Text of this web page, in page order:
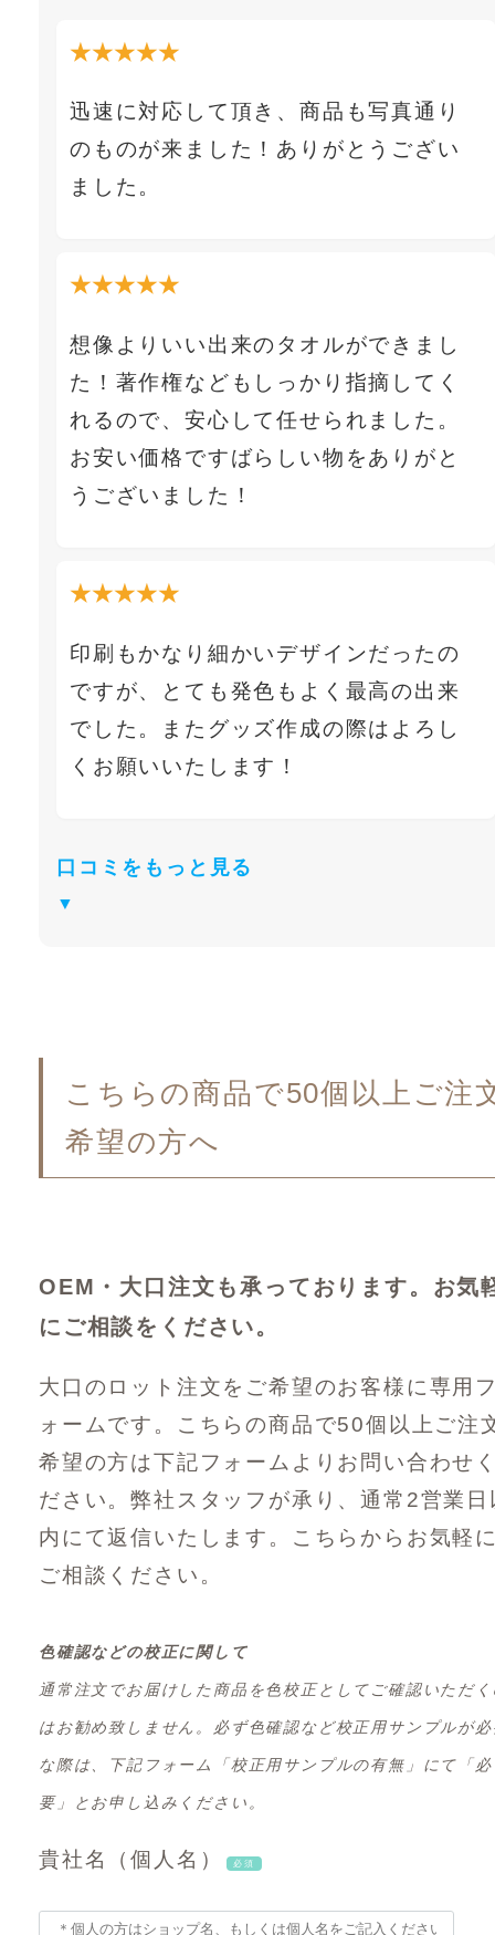
★★★★★
迅速に対応して頂き、商品も写真通り
のものが来ました！ありがとうござい
ました。
★★★★★
想像よりいい出来のタオルができまし
た！著作権などもしっかり指摘してく
れるので、安心して任せられました。
お安い価格ですばらしい物をありがと
うございました！
★★★★★
印刷もかなり細かいデザインだったの
ですが、とても発色もよく最高の出来
でした。またグッズ作成の際はよろし
くお願いいたします！
口コミをもっと見る
こちらの商品で50個以上ご注
希望の方へ
OEM・大口注文も承っております。お気
にご相談をください。
大口のロット注文をご希望のお客様に専用
ォームです。こちらの商品で50個以上ご注
希望の方は下記フォームよりお問い合わせ
ださい。弊社スタッフが承り、通常2営業日
内にて返信いたします。こちらからお気軽
ご相談ください。
色確認などの校正に関して
通常注文でお届けした商品を色校正としてご確認いただ
はお勧め致しません。必ず色確認など校正用サンプルが
な際は、下記フォーム「校正用サンプルの有無」にて「必
要」とお申し込みください。
貴社名（個人名） 必須